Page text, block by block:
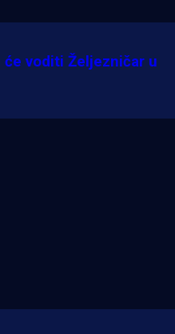
voditi Željezničar u